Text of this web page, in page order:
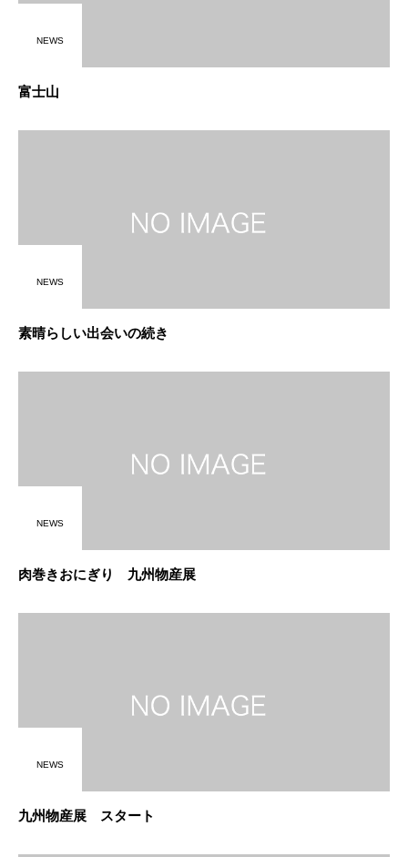
NEWS
富士山
NEWS
素晴らしい出会いの続き
NEWS
肉巻きおにぎり 九州物産展
NEWS
九州物産展 スタート